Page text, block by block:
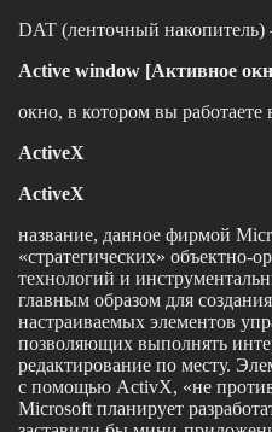
DAT (ленточный
Active window [Активное
окно, в котором вы
ActiveX
ActiveX
название, данное фирмой
«стратегических»
технологий и
главным образом для
настраиваемых элементов
позволяющих выполнять
редактирование по месту.
с помощью ActivX, «не
Microsoft планирует